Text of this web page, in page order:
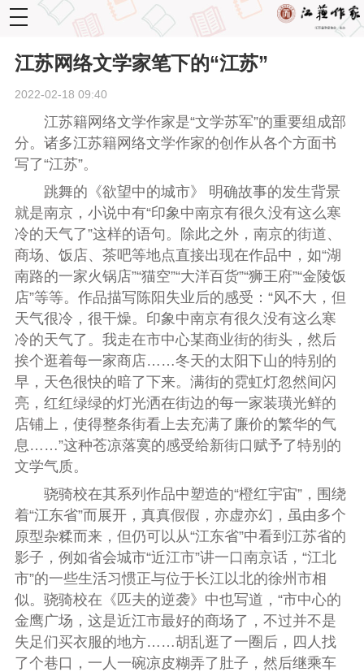
toggle
navigation
江苏网络文学家笔下的“江苏”
2022-02-18 09:40
江苏籍网络文学作家是“文学苏军”的重要组成部
分。诸多江苏籍网络文学作家的创作从各个方面书
写了“江苏”。
跳舞的《欲望中的城市》 明确故事的发生背景
就是南京，小说中有“印象中南京有很久没有这么寒
冷的天气了”这样的语句。除此之外，南京的街道、
商场、饭店、茶吧等地点直接出现在作品中，如“湖
南路的一家火锅店”“猫空”“大洋百货”“狮王府”“金陵饭
店”等等。作品描写陈阳失业后的感受：“风不大，但
天气很冷，很干燥。印象中南京有很久没有这么寒
冷的天气了。我走在市中心某商业街的街头，然后
挨个逛着每一家商店……冬天的太阳下山的特别的
早，天色很快的暗了下来。满街的霓虹灯忽然间闪
亮，红红绿绿的灯光洒在街边的每一家装璜光鲜的
店铺上，使得整条街看上去充满了廉价的繁华的气
息……”这种苍凉落寞的感受给新街口赋予了特别的
文学气质。
骁骑校在其系列作品中塑造的“橙红宇宙”，围绕
着“江东省”而展开，真真假假，亦虚亦幻，虽由多个
原型杂糅而来，但仍可以从“江东省”中看到江苏省的
影子，例如省会城市“近江市”讲一口南京话，“江北
市”的一些生活习惯正与位于长江以北的徐州市相
似。骁骑校在《匹夫的逆袭》中也写道，“市中心的
金鹰广场，这是近江市最好的商场了，不过并不是
失足们买衣服的地方……胡乱逛了一圈后，四人找
了个巷口，一人一碗凉皮糊弄了肚子，然后继乘车